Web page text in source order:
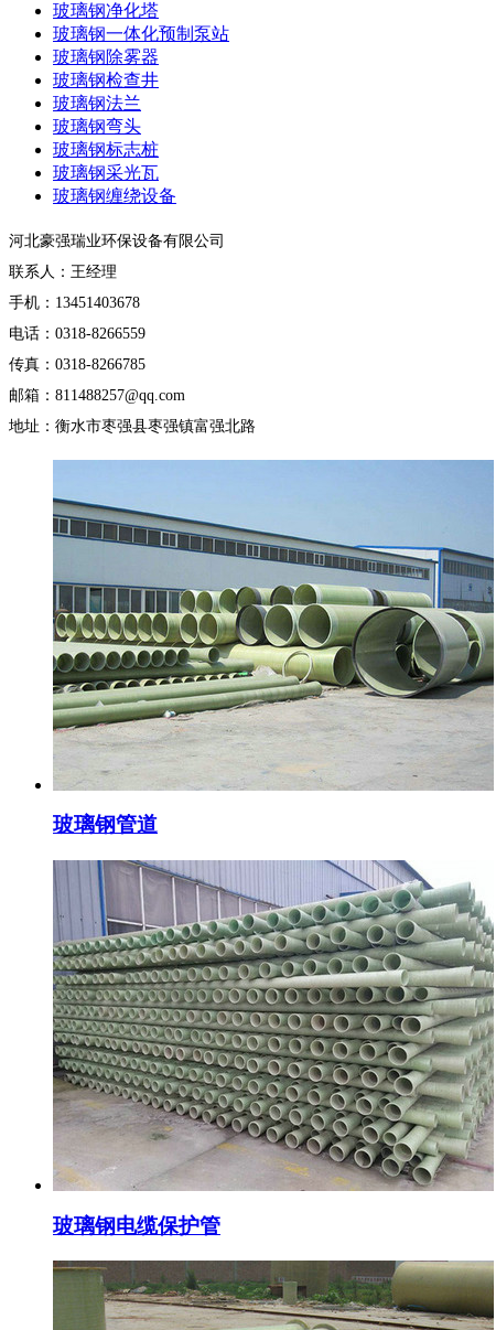
玻璃钢净化塔
玻璃钢一体化预制泵站
玻璃钢除雾器
玻璃钢检查井
玻璃钢法兰
玻璃钢弯头
玻璃钢标志桩
玻璃钢采光瓦
玻璃钢缠绕设备
河北豪强瑞业环保设备有限公司
联系人：王经理
手机：13451403678
电话：0318-8266559
传真：0318-8266785
邮箱：811488257@qq.com
地址：衡水市枣强县枣强镇富强北路
玻璃钢管道
玻璃钢电缆保护管